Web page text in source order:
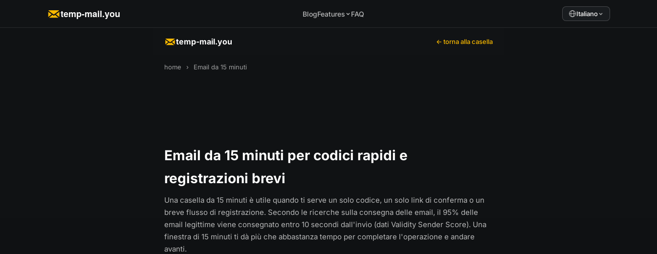
temp-mail.you BlogFeatures FAQ Italiano
temp-mail.you ← torna alla casella
home › Email da 15 minuti
Email da 15 minuti per codici rapidi e
registrazioni brevi
Una casella da 15 minuti è utile quando ti serve un solo codice, un solo link di conferma o un
breve flusso di registrazione. Secondo le ricerche sulla consegna delle email, il 95% delle
email legittime viene consegnato entro 10 secondi dall'invio (dati Validity Sender Score). Una
finestra di 15 minuti ti dà più che abbastanza tempo per completare l'operazione e andare
avanti.